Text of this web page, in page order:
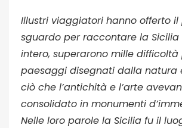
Illustri viaggiatori hanno offerto il
sguardo per raccontare la
intero, superarono mille
paesaggi disegnati dalla natura
ciò che l’antichità e l’arte
consolidato in monumenti
Nelle loro parole la Sicilia fu il